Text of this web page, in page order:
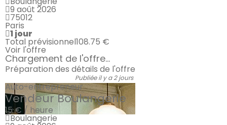
9 août 2026
75012
Paris
1 jour
Total prévisionnel108.75 €
Voir l'offre
Chargement de l'offre...
Préparation des détails de l'offre
Publiée il y a 2 jours
Auto-entrepreneur
Vendeur Boulangerie
15 € / heure
Boulangerie